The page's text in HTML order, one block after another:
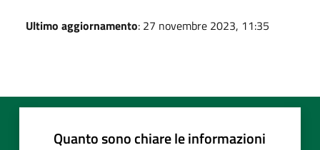
Ultimo aggiornamento: 27 novembre 2023, 11:35
Quanto sono chiare le informazioni